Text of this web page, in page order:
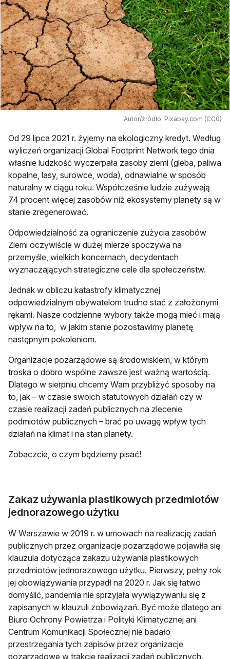
Autor/źródło: Pixabay.com (CC0)
Od 29 lipca 2021 r. żyjemy na ekologiczny kredyt. Według
wyliczeń organizacji Global Footprint Network tego dnia
właśnie ludzkość wyczerpała zasoby ziemi (gleba, paliwa
kopalne, lasy, surowce, woda), odnawialne w sposób
naturalny w ciągu roku. Współcześnie ludzie zużywają
74 procent więcej zasobów niż ekosystemy planety są w
stanie zregenerować.
Odpowiedzialność za ograniczenie zużycia zasobów
Ziemi oczywiście w dużej mierze spoczywa na
przemyśle, wielkich koncernach, decydentach
wyznaczających strategiczne cele dla społeczeństw.
Jednak w obliczu katastrofy klimatycznej
odpowiedzialnym obywatelom trudno stać z założonymi
rękami. Nasze codzienne wybory także mogą mieć i mają
wpływ na to, w jakim stanie pozostawimy planetę
następnym pokoleniom.
Organizacje pozarządowe są środowiskiem, w którym
troska o dobro wspólne zawsze jest ważną wartością.
Dlatego w sierpniu chcemy Wam przybliżyć sposoby na
to, jak – w czasie swoich statutowych działań czy w
czasie realizacji zadań publicznych na zlecenie
podmiotów publicznych – brać po uwagę wpływ tych
działań na klimat i na stan planety.
Zobaczcie, o czym będziemy pisać!
Zakaz używania plastikowych przedmiotów
jednorazowego użytku
W Warszawie w 2019 r. w umowach na realizację zadań
publicznych przez organizacje pozarządowe pojawiła się
klauzula dotycząca zakazu używania plastikowych
przedmiotów jednorazowego użytku. Pierwszy, pełny rok
jej obowiązywania przypadł na 2020 r. Jak się łatwo
domyślić, pandemia nie sprzyjała wywiązywaniu się z
zapisanych w klauzuli zobowiązań. Być może dlatego ani
Biuro Ochrony Powietrza i Polityki Klimatycznej ani
Centrum Komunikacji Społecznej nie badało
przestrzegania tych zapisów przez organizacje
pozarządowe w trakcie realizacji zadań publicznych.